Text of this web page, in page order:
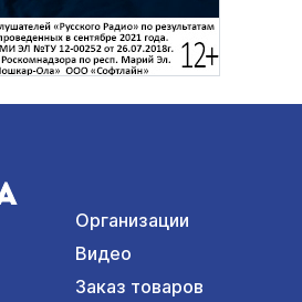
Организации
Видео
Заказ товаров